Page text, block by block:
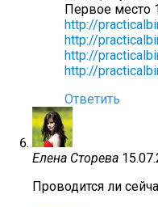
Первое место
http://
http://
http://
http://
Ответить
Елена Сторева
Проводится ли